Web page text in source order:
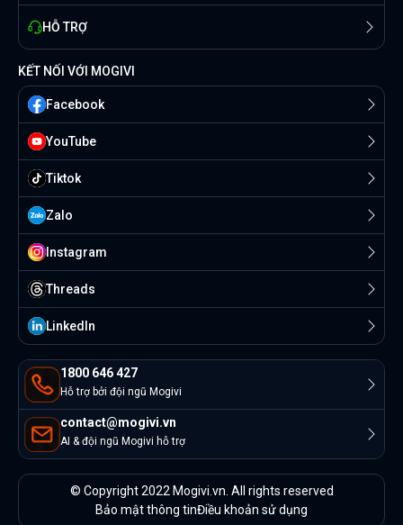
HỖ TRỢ
1800 646 427
Hỗ trợ bởi đội ngũ Mogivi
contact@mogivi.vn
AI & đội ngũ Mogivi hỗ trợ
KẾT NỐI VỚI MOGIVI
Facebook
YouTube
Tiktok
Zalo
Instagram
Threads
Linkedln
© Copyright 2022 Mogivi.vn. All rights reserved
Bảo mật thông tinĐiều khoản sử dụng